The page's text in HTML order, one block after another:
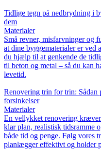
Tidlige tegn på nedbrydning i
dem
Materialer
Små revner, misfarvninger og
at dine byggematerialer er ved
du hjælp til at genkende de
til beton og metal – så du kan
levetid.
Renovering trin for trin:
forsinkelser
Materialer
En vellykket renovering
klar plan, realistisk tidsramme
både tid og penge. Følg vores
planlægger effektivt og holder